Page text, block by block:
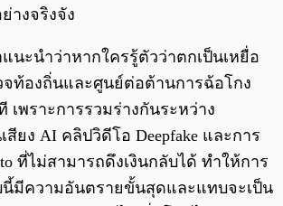
างจริงจัง
นะนำว่าหากใครรู้ตัวว่าตกเป็นเหยื่อ
ท้องถิ่นและศูนย์ต่อต้านการฉ้อโกง
พราะการรวมร่างกันระหว่าง
สียง AI คลิปวิดีโอ Deepfake และการ
ที่ไม่สามารถดึงเงินกลับได้ ทำให้การ
มีความอันตรายขั้นสุดและแทบจะเป็น